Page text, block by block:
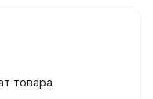
товара